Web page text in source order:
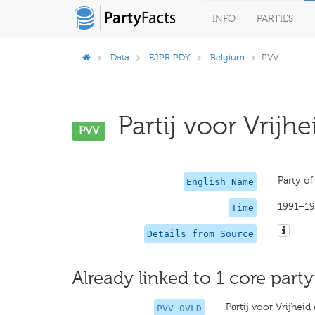
INFO PARTIES
Data EJPR PDY Belgium PVV
PVV Partij voor
English Name Party of
Time
Details from Source
Already linked to 1 core party
PVV OVLD Partij voor Vrijheid